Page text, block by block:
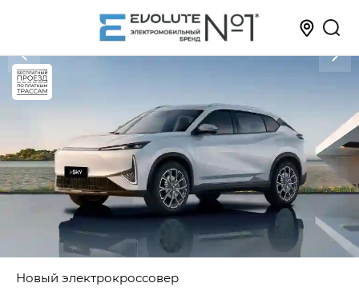
Новый электрокроссовер